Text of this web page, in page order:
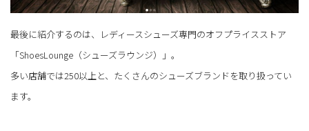
最後に紹介するのは、レディースシューズ専門のオフプライスストア
「ShoesLounge（シューズラウンジ）」。
多い店舗では250以上と、たくさんのシューズブランドを取り扱ってい
ます。